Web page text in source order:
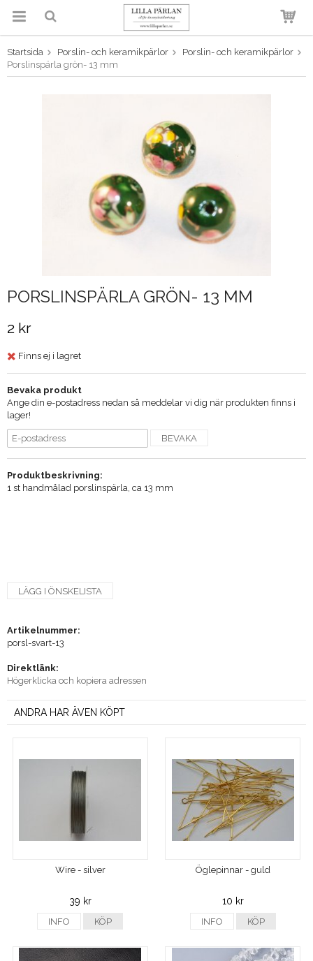
Produkten har blivit tillagd i
Startsida Porslin- och keramikpärlor
Porslin- och keramikpärlor
Porslinspärla grön- 13 mm
PORSLINSPÄRLA GRÖN- 13 MM
2 kr
Finns ej i lagret
Bevaka produkt
Ange din e-postadress nedan så meddelar vi dig när produkten finns i
lager!
BEVAKA
Produktbeskrivning:
1 st handmålad porslinspärla, ca 13 mm
LÄGG I ÖNSKELISTA
Artikelnummer:
porsl-svart-13
Direktlänk:
Högerklicka och kopiera adressen
ANDRA HAR ÄVEN KÖPT
Wire - silver
39 kr
INFO KÖP
Öglepinnar - guld
10 kr
INFO KÖP